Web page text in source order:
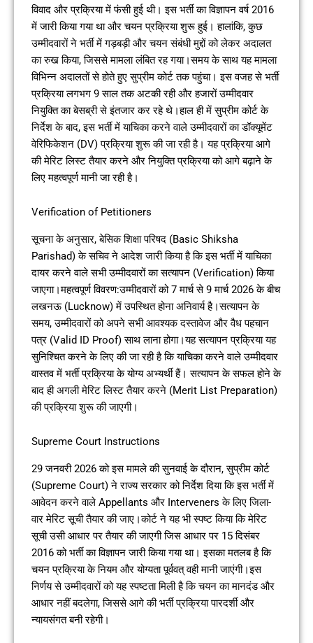
विवाद और प्रक्रिया में फंसी हुई थी। इस भर्ती का विज्ञापन वर्ष 2016
में जारी किया गया था और चयन प्रक्रिया शुरू हुई। हालांकि, कुछ
उम्मीदवारों ने भर्ती में गड़बड़ी और चयन संबंधी मुद्दों को लेकर अदालत
का रुख किया, जिससे मामला लंबित रह गया।समय के साथ यह मामला
विभिन्न अदालतों से होते हुए सुप्रीम कोर्ट तक पहुंचा। इस वजह से भर्ती
प्रक्रिया लगभग 9 साल तक अटकी रही और हजारों उम्मीदवार
नियुक्ति का बेसब्री से इंतजार कर रहे थे।हाल ही में सुप्रीम कोर्ट के
निर्देश के बाद, इस भर्ती में याचिका करने वाले उम्मीदवारों का डॉक्यूमेंट
वेरिफिकेशन (DV) प्रक्रिया शुरू की जा रही है। यह प्रक्रिया आगे
की मेरिट लिस्ट तैयार करने और नियुक्ति प्रक्रिया को आगे बढ़ाने के
लिए महत्वपूर्ण मानी जा रही है।
Verification of Petitioners
सूचना के अनुसार, बेसिक शिक्षा परिषद (Basic Shiksha
Parishad) के सचिव ने आदेश जारी किया है कि इस भर्ती में याचिका
दायर करने वाले सभी उम्मीदवारों का सत्यापन (Verification) किया
जाएगा।महत्वपूर्ण विवरण:उम्मीदवारों को 7 मार्च से 9 मार्च 2026 के बीच
लखनऊ (Lucknow) में उपस्थित होना अनिवार्य है।सत्यापन के
समय, उम्मीदवारों को अपने सभी आवश्यक दस्तावेज और वैध पहचान
पत्र (Valid ID Proof) साथ लाना होगा।यह सत्यापन प्रक्रिया यह
सुनिश्चित करने के लिए की जा रही है कि याचिका करने वाले उम्मीदवार
वास्तव में भर्ती प्रक्रिया के योग्य अभ्यर्थी हैं। सत्यापन के सफल होने के
बाद ही अगली मेरिट लिस्ट तैयार करने (Merit List Preparation)
की प्रक्रिया शुरू की जाएगी।
Supreme Court Instructions
29 जनवरी 2026 को इस मामले की सुनवाई के दौरान, सुप्रीम कोर्ट
(Supreme Court) ने राज्य सरकार को निर्देश दिया कि इस भर्ती में
आवेदन करने वाले Appellants और Interveners के लिए जिला-
वार मेरिट सूची तैयार की जाए।कोर्ट ने यह भी स्पष्ट किया कि मेरिट
सूची उसी आधार पर तैयार की जाएगी जिस आधार पर 15 दिसंबर
2016 को भर्ती का विज्ञापन जारी किया गया था। इसका मतलब है कि
चयन प्रक्रिया के नियम और योग्यता पूर्ववत् वही मानी जाएंगी।इस
निर्णय से उम्मीदवारों को यह स्पष्टता मिली है कि चयन का मानदंड और
आधार नहीं बदलेगा, जिससे आगे की भर्ती प्रक्रिया पारदर्शी और
न्यायसंगत बनी रहेगी।